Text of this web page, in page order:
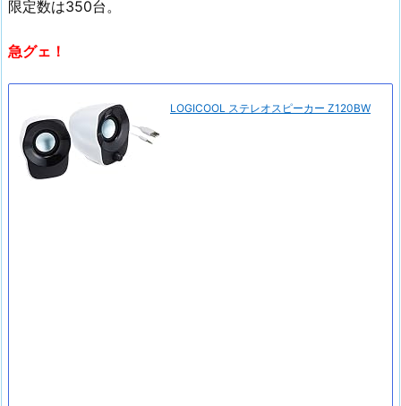
限定数は350台。
急グェ！
LOGICOOL ステレオスピーカー Z120BW